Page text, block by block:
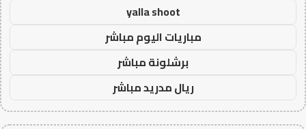
yalla shoot
مباريات اليوم مباشر
برشلونة مباشر
ريال مدريد مباشر